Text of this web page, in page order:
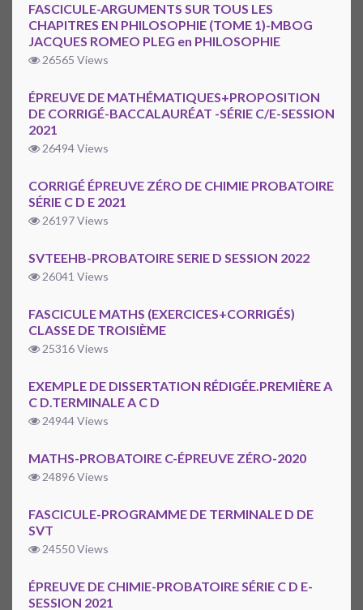
FASCICULE-ARGUMENTS SUR TOUS LES
CHAPITRES EN PHILOSOPHIE (TOME 1)-MBOG
JACQUES ROMEO PLEG en PHILOSOPHIE
26565 Views
ÉPREUVE DE MATHÉMATIQUES+PROPOSITION
DE CORRIGÉ-BACCALAURÉAT -SÉRIE C/E-SESSION
2021
26494 Views
CORRIGÉ ÉPREUVE ZÉRO DE CHIMIE PROBATOIRE
SÉRIE C D E 2021
26197 Views
SVTEEHB-PROBATOIRE SERIE D SESSION 2022
26041 Views
FASCICULE MATHS (EXERCICES+CORRIGÉS)
CLASSE DE TROISIÈME
25316 Views
EXEMPLE DE DISSERTATION RÉDIGÉE.PREMIÈRE A
C D.TERMINALE A C D
24944 Views
MATHS-PROBATOIRE C-ÉPREUVE ZÉRO-2020
24896 Views
FASCICULE-PROGRAMME DE TERMINALE D DE
SVT
24550 Views
ÉPREUVE DE CHIMIE-PROBATOIRE SÉRIE C D E-
SESSION 2021